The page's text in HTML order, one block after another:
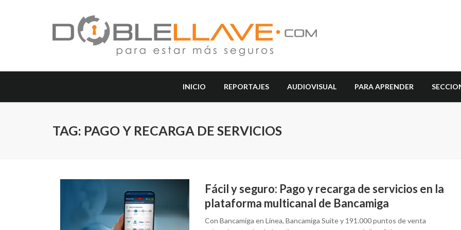
INICIO REPORTAJES AUDIOVISUAL PARA APRENDER
TAG: PAGO Y RECARGA DE SERVICIOS
Fácil y seguro: Pago y recarga de servicios en la
plataforma multicanal de Bancamiga
Con Bancamiga en Línea, Bancamiga Suite y 191.000 puntos de venta